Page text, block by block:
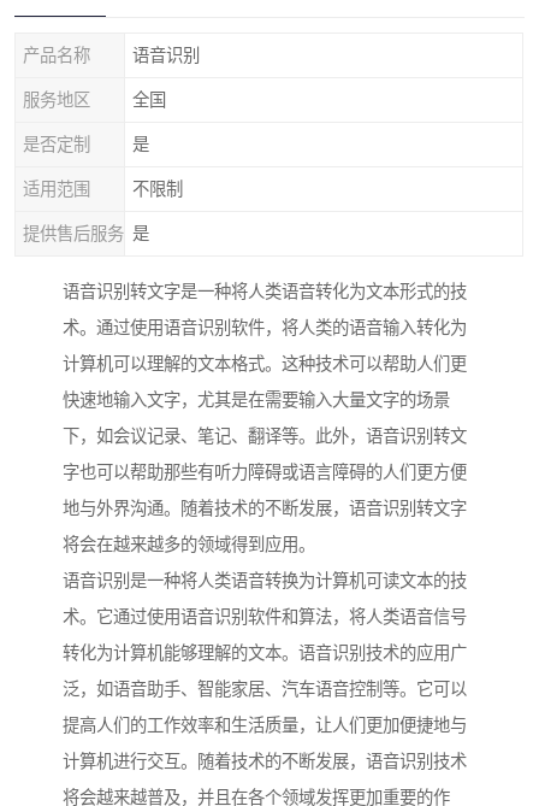
产品名称 语音识别
服务地区 全国
是否定制 是
适用范围 不限制
提供售后服务 是
语音识别转文字是一种将人类语音转化为文本形式的技
术。通过使用语音识别软件，将人类的语音输入转化为
计算机可以理解的文本格式。这种技术可以帮助人们更
快速地输入文字，尤其是在需要输入大量文字的场景
下，如会议记录、笔记、翻译等。此外，语音识别转文
字也可以帮助那些有听力障碍或语言障碍的人们更方便
地与外界沟通。随着技术的不断发展，语音识别转文字
将会在越来越多的领域得到应用。
语音识别是一种将人类语音转换为计算机可读文本的技
术。它通过使用语音识别软件和算法，将人类语音信号
转化为计算机能够理解的文本。语音识别技术的应用广
泛，如语音助手、智能家居、汽车语音控制等。它可以
提高人们的工作效率和生活质量，让人们更加便捷地与
计算机进行交互。随着技术的不断发展，语音识别技术
将会越来越普及，并且在各个领域发挥更加重要的作